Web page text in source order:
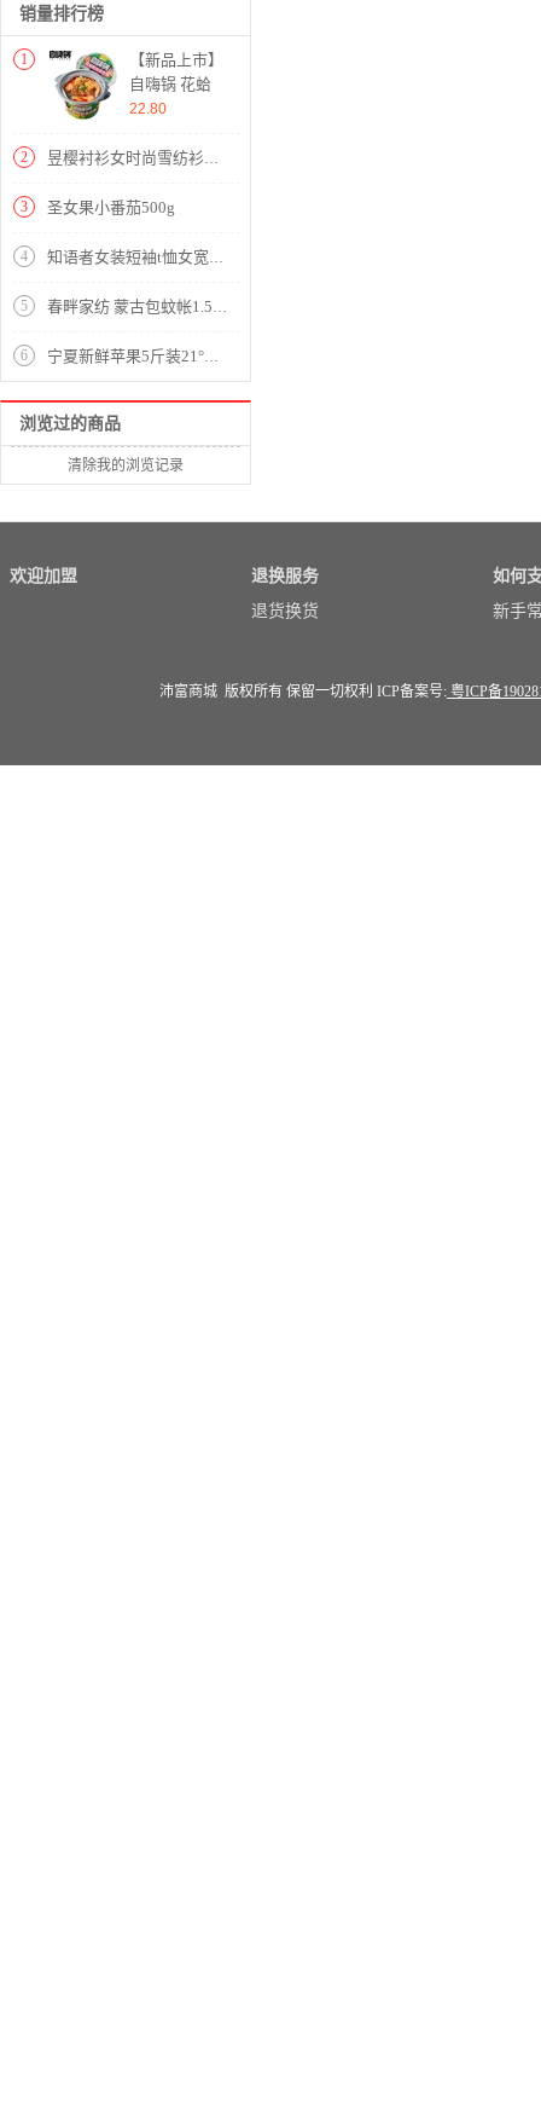
销量排行榜
1
【新品上市】
自嗨锅 花蛤
粉丝自热锅
懒人速食自热
22.80
2 昱樱衬衫女时尚雪纺衫女2020年夏装新款小个子学生泡泡袖韩版潮流短袖t恤短衣服小衫上衣欧洲站衬衣女 浅绿色 此码勿拍.请拍自身对应码数
3 圣女果小番茄500g
4 知语者女装短袖t恤女宽松体恤大码显瘦上衣2020夏季新款百搭韩版V领印花时尚纯色棉质t桖打底T恤女 8865V领白色 L《105-115斤》
5 春畔家纺 蒙古包蚊帐1.5/1.8米床双人免安装全底防摔三开门家用纹帐 神秘森林-咖 1.5x2.0米床
6 宁夏新鲜苹果5斤装21°度爆甜
浏览过的商品
清除我的浏览记录
欢迎加盟
退换服务
退货换货
如何
新手
沛富商城 版权所有 保留一切权利 ICP备案号: 粤ICP备